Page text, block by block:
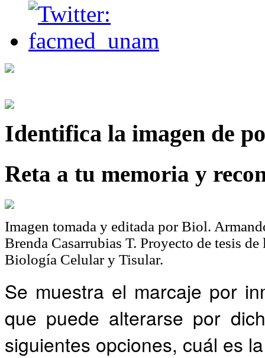
Identifica la imagen de
Reta a tu memoria y
Imagen tomada y editada por Biol.
Brenda Casarrubias T. Proyecto de tesis
Biología Celular y Tisular.
Se muestra el marcaje por
que puede alterarse por
siguientes opciones, cuál es